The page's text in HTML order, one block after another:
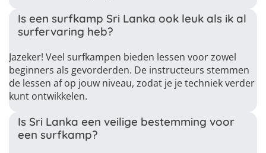
Is een surfkamp Sri Lanka ook leuk als ik al
surfervaring heb?
Jazeker! Veel surfkampen bieden lessen voor zowel
beginners als gevorderden. De instructeurs stemmen
de lessen af op jouw niveau, zodat je je techniek verder
kunt ontwikkelen.
Is Sri Lanka een veilige bestemming voor
een surfkamp?